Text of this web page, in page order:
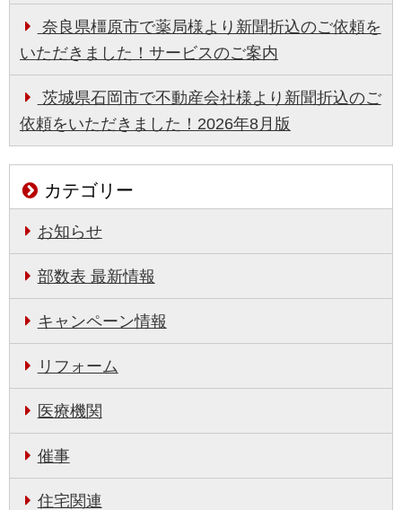
奈良県橿原市で薬局様より新聞折込のご依頼を
いただきました！サービスのご案内
茨城県石岡市で不動産会社様より新聞折込のご
依頼をいただきました！2026年8月版
カテゴリー
お知らせ
部数表 最新情報
キャンペーン情報
リフォーム
医療機関
催事
住宅関連